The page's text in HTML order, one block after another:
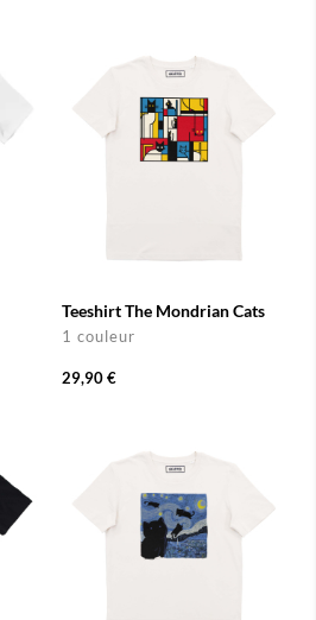
Teeshirt The Mondrian Cats
1 couleur
29,90 €